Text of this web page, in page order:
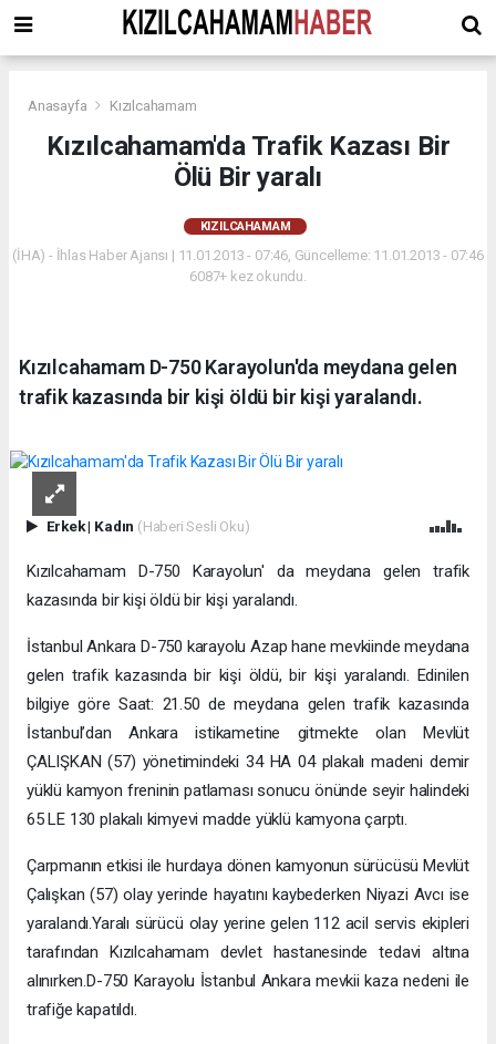
Anasayfa Kızılcahamam
Kızılcahamam'da Trafik Kazası Bir
Ölü Bir yaralı
KIZILCAHAMAM
(İHA) - İhlas Haber Ajansı | 11.01.2013 - 07:46, Güncelleme: 11.01.2013 - 07:46
6087+ kez okundu.
Kızılcahamam D-750 Karayolun'da meydana gelen
trafik kazasında bir kişi öldü bir kişi yaralandı.
Erkek| Kadın (Haberi Sesli Oku)
Kızılcahamam D-750 Karayolun' da meydana gelen trafik
kazasında bir kişi öldü bir kişi yaralandı.
İstanbul Ankara D-750 karayolu Azap hane mevkiinde meydana
gelen trafik kazasında bir kişi öldü, bir kişi yaralandı. Edinilen
bilgiye göre Saat: 21.50 de meydana gelen trafik kazasında
İstanbul’dan Ankara istikametine gitmekte olan Mevlüt
ÇALIŞKAN (57) yönetimindeki 34 HA 04 plakalı madeni demir
yüklü kamyon freninin patlaması sonucu önünde seyir halindeki
65 LE 130 plakalı kimyevi madde yüklü kamyona çarptı.
Çarpmanın etkisi ile hurdaya dönen kamyonun sürücüsü Mevlüt
Çalışkan (57) olay yerinde hayatını kaybederken Niyazi Avcı ise
yaralandı.Yaralı sürücü olay yerine gelen 112 acil servis ekipleri
tarafından Kızılcahamam devlet hastanesinde tedavi altına
alınırken.D-750 Karayolu İstanbul Ankara mevkii kaza nedeni ile
trafiğe kapatıldı.